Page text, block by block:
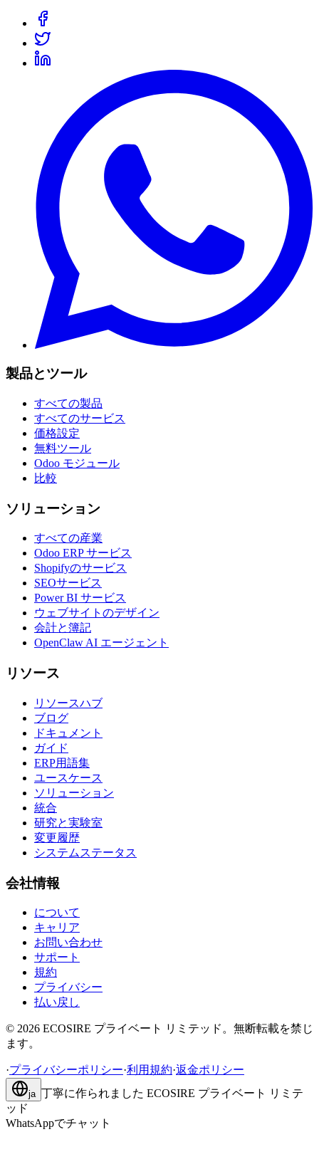
製品とツール
すべての製品
すべてのサービス
価格設定
無料ツール
Odoo モジュール
比較
ソリューション
すべての産業
Odoo ERP サービス
Shopifyのサービス
SEOサービス
Power BI サービス
ウェブサイトのデザイン
会計と簿記
OpenClaw AI エージェント
リソース
リソースハブ
ブログ
ドキュメント
ガイド
ERP用語集
ユースケース
ソリューション
統合
研究と実験室
変更履歴
システムステータス
会社情報
について
キャリア
お問い合わせ
サポート
規約
プライバシー
払い戻し
© 2026 ECOSIRE プライベート リミテッド。無断転載を禁じ
ます。
·プライバシーポリシー·利用規約·返金ポリシー
ja 丁寧に作られました ECOSIRE プライベート リミテ
ッド
WhatsAppでチャット